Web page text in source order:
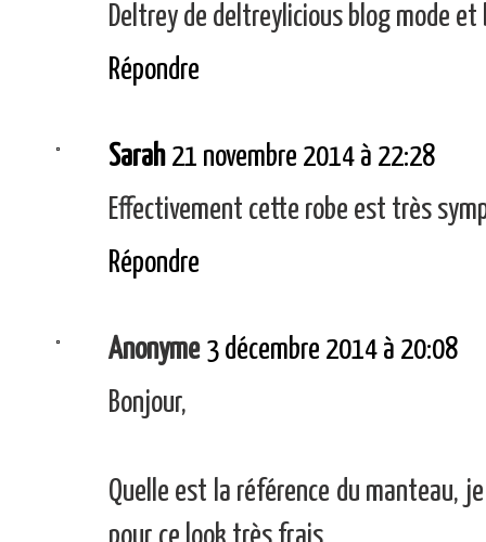
Deltrey de deltreylicious blog mode et
Répondre
Sarah 21 novembre 2014 à 22:28
Effectivement cette robe est très
Répondre
Anonyme 3 décembre 2014 à 20:08
Bonjour,
Quelle est la référence du manteau,